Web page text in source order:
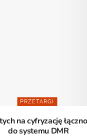
PRZETARGI
na cyfryzację
do systemu DMR